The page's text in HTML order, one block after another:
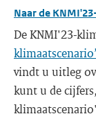
Naar de
De KNMI'23-
vindt u uitleg
kunt u de